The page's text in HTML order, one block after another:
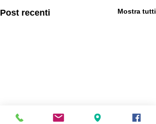
Post recenti Mostra tutti